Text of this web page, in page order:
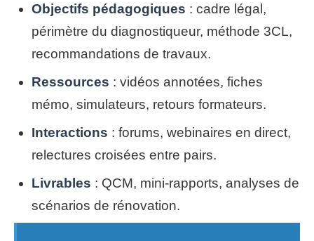
Objectifs pédagogiques : cadre légal,
périmètre du diagnostiqueur, méthode 3CL,
recommandations de travaux.
Ressources : vidéos annotées, fiches
mémo, simulateurs, retours formateurs.
Interactions : forums, webinaires en direct,
relectures croisées entre pairs.
Livrables : QCM, mini-rapports, analyses de
scénarios de rénovation.